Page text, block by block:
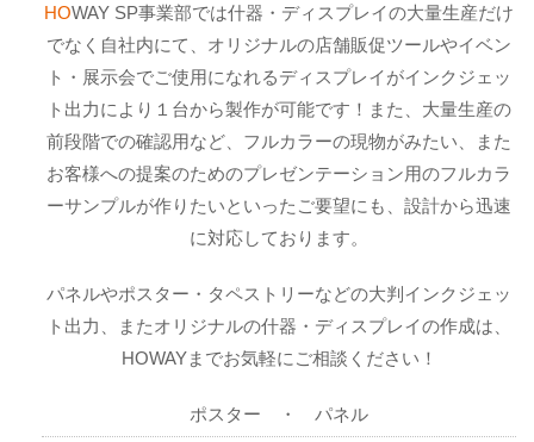
HOWAY SP事業部では什器・ディスプレイの大量生産だけ
でなく自社内にて、オリジナルの店舗販促ツールやイベン
ト・展示会でご使用になれるディスプレイがインクジェッ
ト出力により１台から製作が可能です！また、大量生産の
前段階での確認用など、フルカラーの現物がみたい、また
お客様への提案のためのプレゼンテーション用のフルカラ
ーサンプルが作りたいといったご要望にも、設計から迅速
に対応しております。
パネルやポスター・タペストリーなどの大判インクジェッ
ト出力、またオリジナルの什器・ディスプレイの作成は、
HOWAYまでお気軽にご相談ください！
ポスター ・ パネル